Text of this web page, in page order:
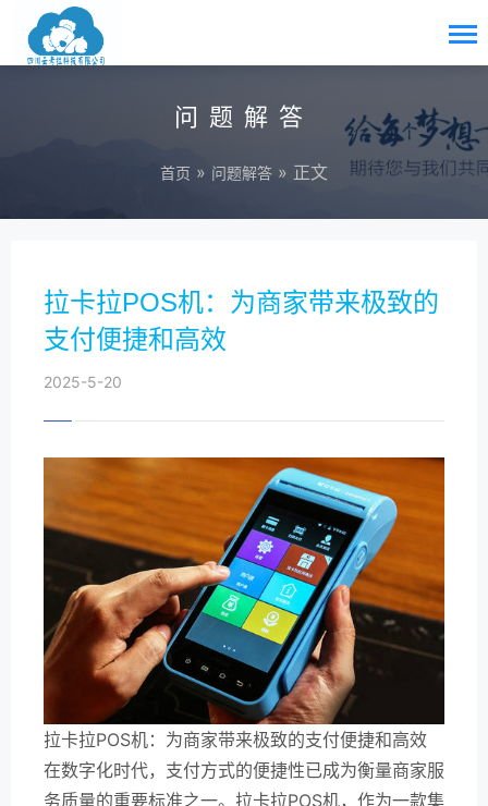
问题解答
首页 » 问题解答 » 正文
拉卡拉POS机：为商家带来极致的
支付便捷和高效
2025-5-20
拉卡拉POS机：为商家带来极致的支付便捷和高效
在数字化时代，支付方式的便捷性已成为衡量商家服
务质量的重要标准之一。拉卡拉POS机，作为一款集